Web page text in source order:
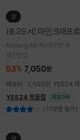
상
[중고도서] 마인크래프
Mojang AB 저/이주안 역
영진닷컴
53% 7,050원
배송비 : 2,500원, YES24
YES24 목동점
매장ON
(778명 평가)
상